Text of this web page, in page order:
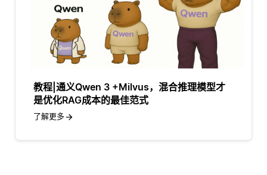
教程|通义Qwen 3 +Milvus，混合推理模型才
是优化RAG成本的最佳范式
了解更多